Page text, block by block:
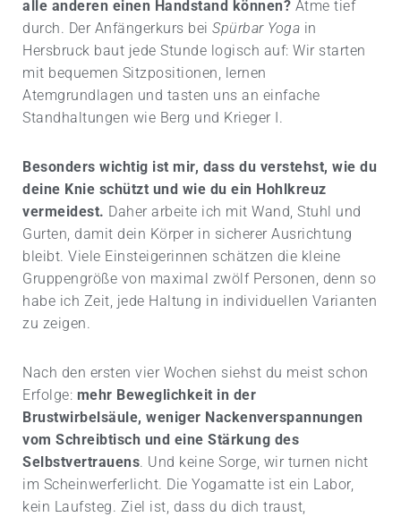
alle anderen einen Handstand können? Atme tief
durch. Der Anfängerkurs bei Spürbar Yoga in
Hersbruck baut jede Stunde logisch auf: Wir starten
mit bequemen Sitzpositionen, lernen
Atemgrundlagen und tasten uns an einfache
Standhaltungen wie Berg und Krieger I.
Besonders wichtig ist mir, dass du verstehst, wie du
deine Knie schützt und wie du ein Hohlkreuz
vermeidest. Daher arbeite ich mit Wand, Stuhl und
Gurten, damit dein Körper in sicherer Ausrichtung
bleibt. Viele Einsteigerinnen schätzen die kleine
Gruppengröße von maximal zwölf Personen, denn so
habe ich Zeit, jede Haltung in individuellen Varianten
zu zeigen.
Nach den ersten vier Wochen siehst du meist schon
Erfolge: mehr Beweglichkeit in der
Brustwirbelsäule, weniger Nackenverspannungen
vom Schreibtisch und eine Stärkung des
Selbstvertrauens. Und keine Sorge, wir turnen nicht
im Scheinwerferlicht. Die Yogamatte ist ein Labor,
kein Laufsteg. Ziel ist, dass du dich traust,